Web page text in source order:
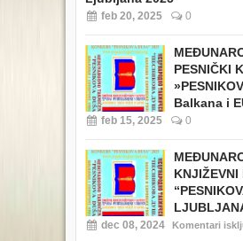
feb 20, 2025 0
PESNIČKI
Balkana i
feb 15, 2025 0
KNJIŽEVNI
dec 08, 2024 Komentari